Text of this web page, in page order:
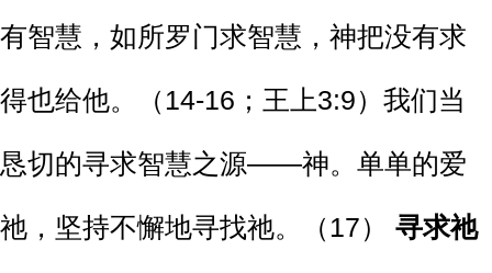
有智慧，如所罗门求智慧，神把没有求
得也给他。（14-16；王上3:9）我们当
恳切的寻求智慧之源——神。单单的爱
祂，坚持不懈地寻找祂。（17） 寻求祂